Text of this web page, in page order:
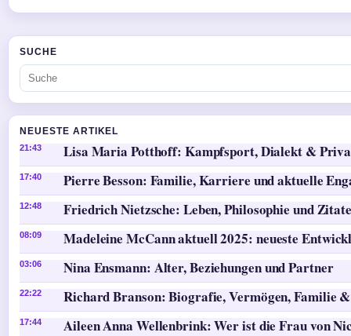
SUCHE
NEUESTE ARTIKEL
21:43 Lisa Maria Potthoff: Kampfsport, Dialekt &
17:40 Pierre Besson: Familie, Karriere und aktuelle
12:48 Friedrich Nietzsche: Leben, Philosophie und Zitate
08:09 Madeleine McCann aktuell 2025: neueste
03:06 Nina Ensmann: Alter, Beziehungen und Partner
22:22 Richard Branson: Biografie, Vermögen, Familie
17:44 Aileen Anna Wellenbrink: Wer ist die Frau von